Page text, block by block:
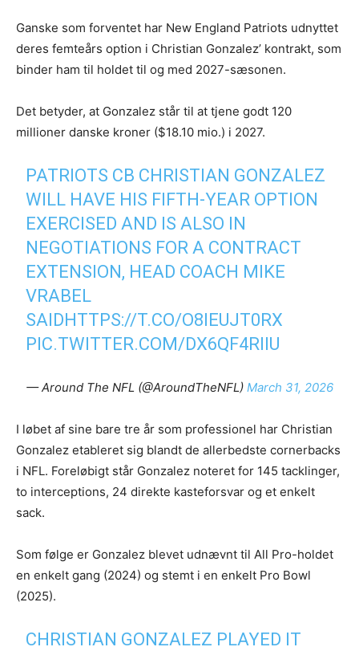
Ganske som forventet har New England Patriots udnyttet
deres femteårs option i Christian Gonzalez’ kontrakt, som
binder ham til holdet til og med 2027-sæsonen.
Det betyder, at Gonzalez står til at tjene godt 120
millioner danske kroner ($18.10 mio.) i 2027.
PATRIOTS CB CHRISTIAN GONZALEZ
WILL HAVE HIS FIFTH-YEAR OPTION
EXERCISED AND IS ALSO IN
NEGOTIATIONS FOR A CONTRACT
EXTENSION, HEAD COACH MIKE
VRABEL
SAIDHTTPS://T.CO/O8IEUJT0RX
PIC.TWITTER.COM/DX6QF4RIIU
— Around The NFL (@AroundTheNFL) March 31, 2026
I løbet af sine bare tre år som professionel har Christian
Gonzalez etableret sig blandt de allerbedste cornerbacks
i NFL. Foreløbigt står Gonzalez noteret for 145 tacklinger,
to interceptions, 24 direkte kasteforsvar og et enkelt
sack.
Som følge er Gonzalez blevet udnævnt til All Pro-holdet
en enkelt gang (2024) og stemt i en enkelt Pro Bowl
(2025).
CHRISTIAN GONZALEZ PLAYED IT